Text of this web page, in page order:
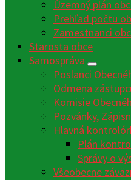
Územný plán
Prehľad počtu
Zamestnanci
Starosta obce
Samospráva
Poslanci
Odmena
Komisie
Pozvánky,
Hlavná
Plán
Správy o
Všeobecne